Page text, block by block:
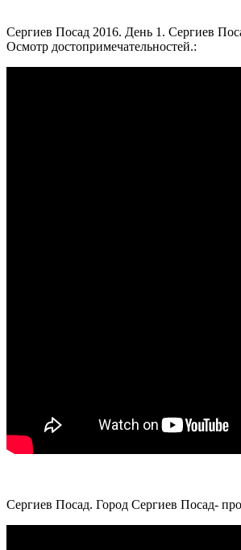
Сергиев Посад 2016. День 1. Сергиев
Осмотр достопримечательностей.:
Сергиев Посад. Город Сергиев Посад-